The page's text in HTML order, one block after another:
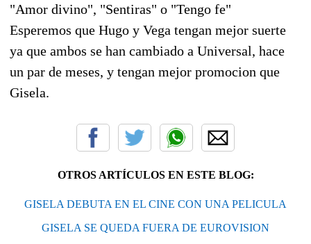
"Amor divino", "Sentiras" o "Tengo fe"
Esperemos que Hugo y Vega tengan mejor suerte
ya que ambos se han cambiado a Universal, hace
un par de meses, y tengan mejor promocion que
Gisela.
OTROS ARTÍCULOS EN ESTE BLOG:
GISELA DEBUTA EN EL CINE CON UNA PELICULA
GISELA SE QUEDA FUERA DE EUROVISION